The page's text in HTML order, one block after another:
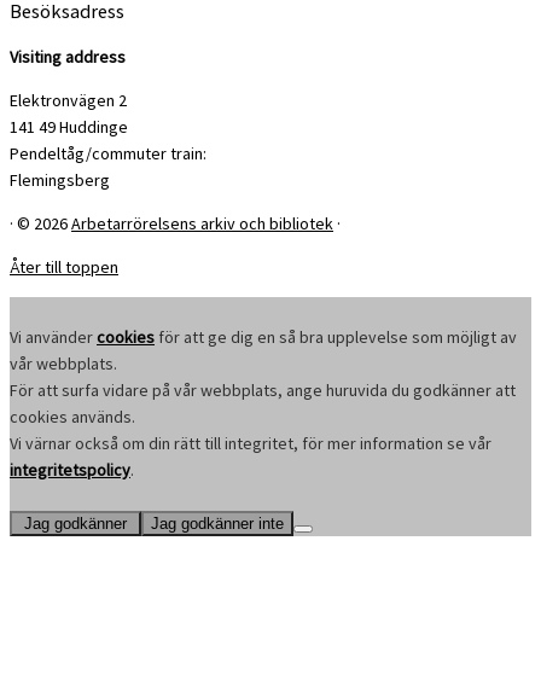
Besöksadress
Visiting address
Elektronvägen 2
141 49 Huddinge
Pendeltåg/commuter train:
Flemingsberg
· © 2026Arbetarrörelsens arkiv och bibliotek ·
Åter till toppen
Vi användercookies för att ge dig en så bra upplevelse som möjligt av
vår webbplats.
För att surfa vidare på vår webbplats, ange huruvida du godkänner att
cookies används.
Vi värnar också om din rätt till integritet, för mer information se vår
integritetspolicy.
Jag godkänner Jag godkänner inte